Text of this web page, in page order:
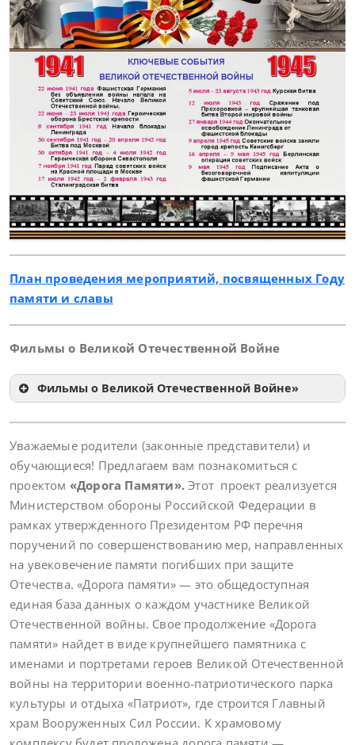
План проведения мероприятий, посвященных Году
памяти и славы
Фильмы о Великой Отечественной Войне
Фильмы о Великой Отечественной Войне»
Уважаемые родители (законные представители) и
обучающиеся! Предлагаем вам познакомиться с
проектом «Дорога Памяти». Этот проект реализуется
Министерством обороны Российской Федерации в
рамках утвержденного Президентом РФ перечня
поручений по совершенствованию мер, направленных
на увековечение памяти погибших при защите
Отечества. «Дорога памяти» — это общедоступная
единая база данных о каждом участнике Великой
Отечественной войны. Свое продолжение «Дорога
памяти» найдет в виде крупнейшего памятника с
именами и портретами героев Великой Отечественной
войны на территории военно-патриотического парка
культуры и отдыха «Патриот», где строится Главный
храм Вооруженных Сил России. К храмовому